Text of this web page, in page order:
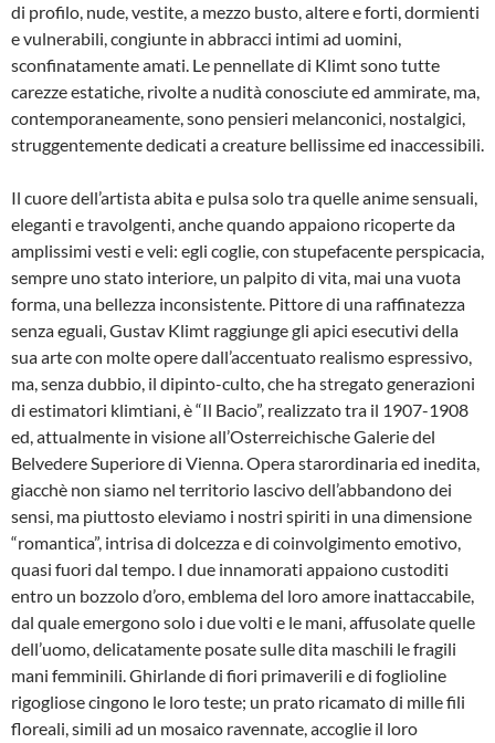
di profilo, nude, vestite, a mezzo busto, altere e forti, dormienti
e vulnerabili, congiunte in abbracci intimi ad uomini,
sconfinatamente amati. Le pennellate di Klimt sono tutte
carezze estatiche, rivolte a nudità conosciute ed ammirate, ma,
contemporaneamente, sono pensieri melanconici, nostalgici,
struggentemente dedicati a creature bellissime ed inaccessibili.
Il cuore dell’artista abita e pulsa solo tra quelle anime sensuali,
eleganti e travolgenti, anche quando appaiono ricoperte da
amplissimi vesti e veli: egli coglie, con stupefacente perspicacia,
sempre uno stato interiore, un palpito di vita, mai una vuota
forma, una bellezza inconsistente. Pittore di una raffinatezza
senza eguali, Gustav Klimt raggiunge gli apici esecutivi della
sua arte con molte opere dall’accentuato realismo espressivo,
ma, senza dubbio, il dipinto-culto, che ha stregato generazioni
di estimatori klimtiani, è “Il Bacio”, realizzato tra il 1907-1908
ed, attualmente in visione all’Osterreichische Galerie del
Belvedere Superiore di Vienna. Opera starordinaria ed inedita,
giacchè non siamo nel territorio lascivo dell’abbandono dei
sensi, ma piuttosto eleviamo i nostri spiriti in una dimensione
“romantica”, intrisa di dolcezza e di coinvolgimento emotivo,
quasi fuori dal tempo. I due innamorati appaiono custoditi
entro un bozzolo d’oro, emblema del loro amore inattaccabile,
dal quale emergono solo i due volti e le mani, affusolate quelle
dell’uomo, delicatamente posate sulle dita maschili le fragili
mani femminili. Ghirlande di fiori primaverili e di foglioline
rigogliose cingono le loro teste; un prato ricamato di mille fili
floreali, simili ad un mosaico ravennate, accoglie il loro